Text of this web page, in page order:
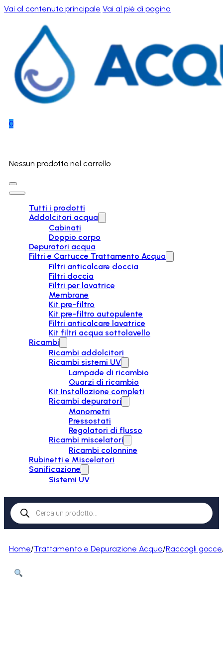
Vai al contenuto principale Vai al piè di pagina
0
Nessun prodotto nel carrello.
Tutti i prodotti
Addolcitori acqua
Cabinati
Doppio corpo
Depuratori acqua
Filtri e Cartucce Trattamento Acqua
Filtri anticalcare doccia
Filtri doccia
Filtri per lavatrice
Membrane
Kit pre-filtro
Kit pre-filtro autopulente
Filtri anticalcare lavatrice
Kit filtri acqua sottolavello
Ricambi
Ricambi addolcitori
Ricambi sistemi UV
Lampade di ricambio
Quarzi di ricambio
Kit Installazione completi
Ricambi depuratori
Manometri
Pressostati
Regolatori di flusso
Ricambi miscelatori
Ricambi colonnine
Rubinetti e Miscelatori
Sanificazione
Sistemi UV
Products
search
Home/Trattamento e Depurazione Acqua/Raccogli gocce